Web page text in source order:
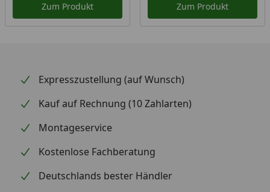
Zum Produkt Zum Produkt
Expresszustellung (auf Wunsch)
Kauf auf Rechnung (10 Zahlarten)
Montageservice
Kostenlose Fachberatung
Deutschlands bester Händler